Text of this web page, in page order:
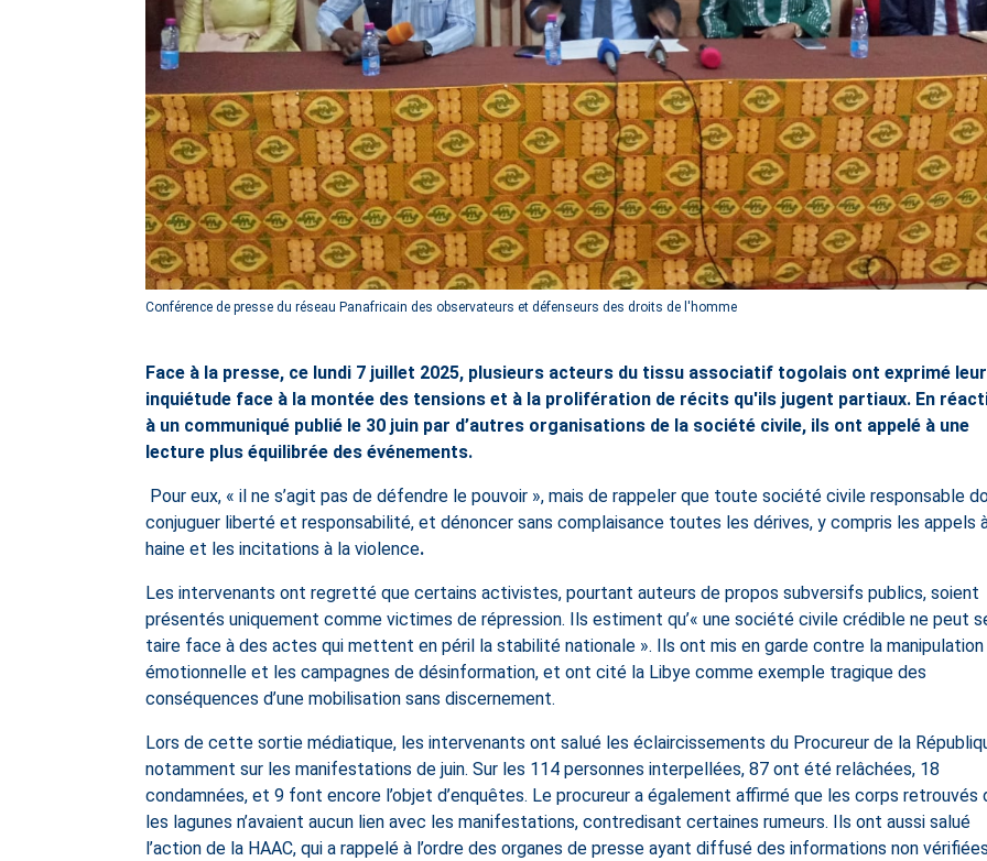
Conférence de presse du réseau Panafricain des observateurs et défenseurs des droits de l'homme
Face à la presse, ce lundi 7 juillet 2025, plusieurs acteurs du tissu associatif togolais ont exprimé leur
inquiétude face à la montée des tensions et à la prolifération de récits qu'ils jugent partiaux. En
à un communiqué publié le 30 juin par d’autres organisations de la société civile, ils ont appelé à une
lecture plus équilibrée des événements.
Pour eux, « il ne s’agit pas de défendre le pouvoir », mais de rappeler que toute société civile responsable
conjuguer liberté et responsabilité, et dénoncer sans complaisance toutes les dérives, y compris les appels
haine et les incitations à la violence.
Les intervenants ont regretté que certains activistes, pourtant auteurs de propos subversifs publics, soient
présentés uniquement comme victimes de répression. Ils estiment qu’« une société civile crédible ne peut
taire face à des actes qui mettent en péril la stabilité nationale ». Ils ont mis en garde contre la manipulation
émotionnelle et les campagnes de désinformation, et ont cité la Libye comme exemple tragique des
conséquences d’une mobilisation sans discernement.
Lors de cette sortie médiatique, les intervenants ont salué les éclaircissements du Procureur de la
notamment sur les manifestations de juin. Sur les 114 personnes interpellées, 87 ont été relâchées, 18
condamnées, et 9 font encore l’objet d’enquêtes. Le procureur a également affirmé que les corps retrouvés
les lagunes n’avaient aucun lien avec les manifestations, contredisant certaines rumeurs. Ils ont aussi salué
l’action de la HAAC, qui a rappelé à l’ordre des organes de presse ayant diffusé des informations non